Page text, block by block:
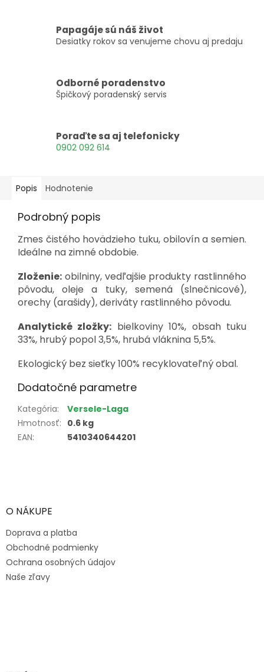
Papagáje sú náš život
Desiatky rokov sa venujeme chovu aj predaju
Odborné poradenstvo
Špičkový poradenský servis
Poraďte sa aj telefonicky
0902 092 614
Popis Hodnotenie
Podrobný popis
Zmes čistého hovädzieho tuku, obilovín a semien.
Ideálne na zimné obdobie.
Zloženie: obilniny, vedľajšie produkty rastlinného
pôvodu, oleje a tuky, semená (slnečnicové),
orechy (arašidy), deriváty rastlinného pôvodu.
Analytické zložky: bielkoviny 10%, obsah tuku
33%, hrubý popol 3,5%, hrubá vláknina 5,5%.
Ekologický bez sieťky 100% recyklovateľný obal.
Dodatočné parametre
Kategória:
Versele-Laga
Hmotnosť: 0.6 kg
EAN: 5410340644201
ä
e
O NÁKUPE
Doprava a platba
Obchodné podmienky
Ochrana osobných údajov
Naše zľavy